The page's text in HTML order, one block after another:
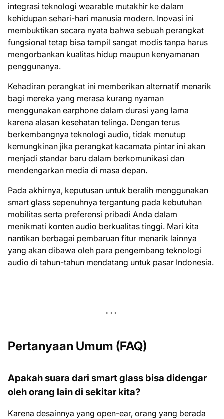
integrasi teknologi wearable mutakhir ke dalam
kehidupan sehari-hari manusia modern. Inovasi ini
membuktikan secara nyata bahwa sebuah perangkat
fungsional tetap bisa tampil sangat modis tanpa harus
mengorbankan kualitas hidup maupun kenyamanan
penggunanya.
Kehadiran perangkat ini memberikan alternatif menarik
bagi mereka yang merasa kurang nyaman
menggunakan earphone dalam durasi yang lama
karena alasan kesehatan telinga. Dengan terus
berkembangnya teknologi audio, tidak menutup
kemungkinan jika perangkat kacamata pintar ini akan
menjadi standar baru dalam berkomunikasi dan
mendengarkan media di masa depan.
Pada akhirnya, keputusan untuk beralih menggunakan
smart glass sepenuhnya tergantung pada kebutuhan
mobilitas serta preferensi pribadi Anda dalam
menikmati konten audio berkualitas tinggi. Mari kita
nantikan berbagai pembaruan fitur menarik lainnya
yang akan dibawa oleh para pengembang teknologi
audio di tahun-tahun mendatang untuk pasar Indonesia.
Pertanyaan Umum (FAQ)
Apakah suara dari smart glass bisa didengar
oleh orang lain di sekitar kita?
Karena desainnya yang open-ear, orang yang berada